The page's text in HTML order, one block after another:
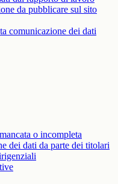
da pubblicare sul sito
comunicazione dei dati
o incompleta
dei dati da parte dei titolari